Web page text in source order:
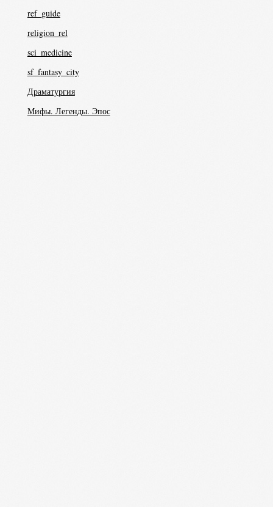
ref_guide
religion_rel
sci_medicine
sf_fantasy_city
Драматургия
Мифы. Легенды. Эпос